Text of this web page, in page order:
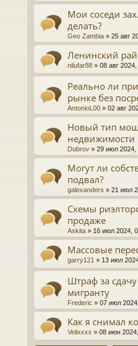
Мои соседи
делать?
Geo Zambia » 25 авг
Ленинский
nilufar88 » 08 авг
Реально ли
рынке без
AntonioL00 » 02 авг
Новый тип
недвижимости
Dubrov » 29 июл 2024,
Могут ли
подвал?
galexanders » 21 июл
Схемы
продаже
Askita » 16 июл 2024,
Массовые
garry121 » 13 июл
Штраф за
мигранту
Frederic » 07 июл
Как я снимал
Velixxxx » 08 июн